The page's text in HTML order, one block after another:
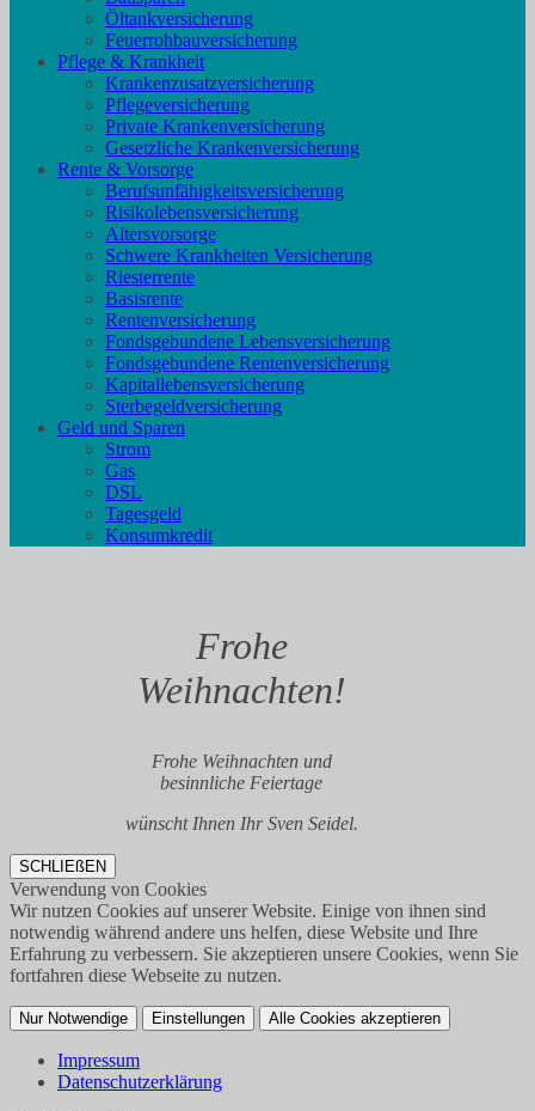
Öltankversicherung
Feuerrohbauversicherung
Pflege & Krankheit
Krankenzusatzversicherung
Pflegeversicherung
Private Krankenversicherung
Gesetzliche Krankenversicherung
Rente & Vorsorge
Berufs­unfähigkeitsversicherung
Risikolebensversicherung
Altersvorsorge
Schwere Krankheiten Versicherung
Riesterrente
Basisrente
Rentenversicherung
Fondsgebundene Lebensversicherung
Fondsgebundene Rentenversicherung
Kapitallebensversicherung
Sterbegeldversicherung
Geld und Sparen
Strom
Gas
DSL
Tagesgeld
Konsumkredit
Frohe
Weihnachten!
Frohe Weihnachten und
besinnliche Feiertage
wünscht Ihnen Ihr Sven Seidel.
SCHLIEßEN
Verwendung von Cookies
Wir nutzen Cookies auf unserer Website. Einige von ihnen sind
notwendig während andere uns helfen, diese Website und Ihre
Erfahrung zu verbessern. Sie akzeptieren unsere Cookies, wenn Sie
fortfahren diese Webseite zu nutzen.
Nur Notwendige Einstellungen Alle Cookies akzeptieren
Impressum
Datenschutzerklärung